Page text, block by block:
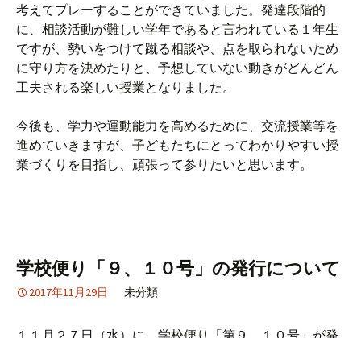
考えてプレーすることができていました。発達段階的
に、相談活動が難しい学年であると言われている１年生
ですが、勢いをつけて蹴る相談や、点を取られないため
に守り方を決めたりと、予想していない動きがどんどん
工夫される楽しい授業となりました。
今後も、学力や運動能力を高めるために、交流授業等を
進めていきますが、子どもたちにとってわかりやすい授
業づくりを目指し、頑張って参りたいと思います。
学校便り「９、１０号」の発行について
2017年11月29日 未分類